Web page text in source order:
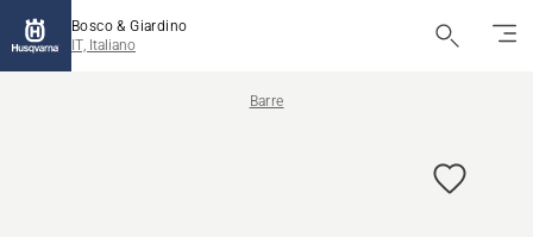
Bosco & Giardino
IT, Italiano
Barre